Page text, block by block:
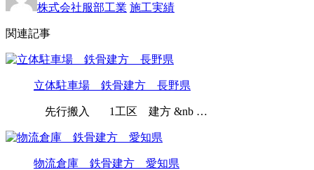
株式会社服部工業 施工実績
関連記事
立体駐車場 鉄骨建方 長野県
先行搬入 1工区 建方 &nb …
物流倉庫 鉄骨建方 愛知県